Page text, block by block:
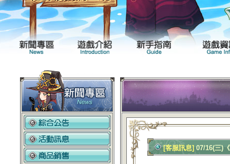
新聞專區 遊戲介紹
[客服訊息] 07/16(三)